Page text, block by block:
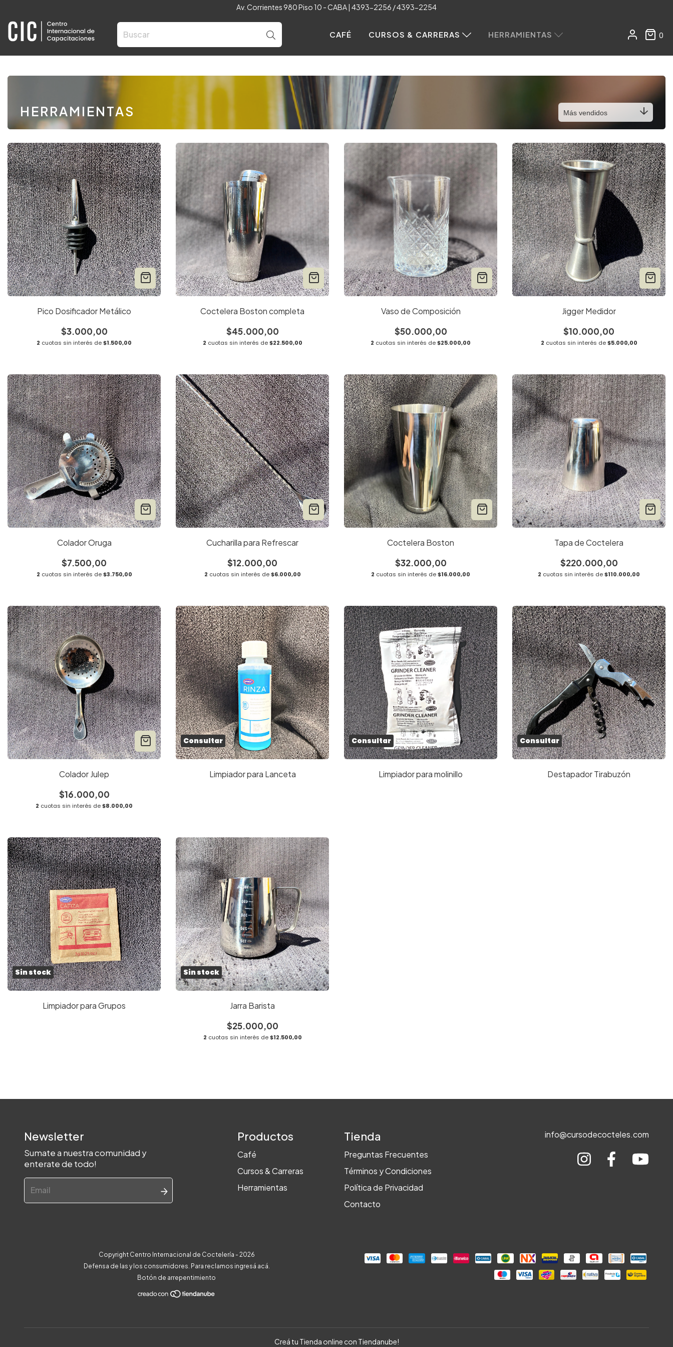
Av. Corrientes 980 Piso 10 - CABA | 4393-2256 / 4393-2254
CAFÉ CURSOS & CARRERAS HERRAMIENTAS 0
HERRAMIENTAS
Pico Dosificador Metálico
$3.000,00
2 cuotas sin interés de$1.500,00
Coctelera Boston completa
$45.000,00
2 cuotas sin interés de$22.500,00
Vaso de Composición
$50.000,00
2 cuotas sin interés de$25.000,00
Jigger Medidor
$10.000,00
2 cuotas sin interés de$5.000,00
Colador Oruga
$7.500,00
2 cuotas sin interés de$3.750,00
Cucharilla para Refrescar
$12.000,00
2 cuotas sin interés de$6.000,00
Coctelera Boston
$32.000,00
2 cuotas sin interés de$16.000,00
Tapa de Coctelera
$220.000,00
2 cuotas sin interés de$110.000,00
Colador Julep
$16.000,00
2 cuotas sin interés de$8.000,00
Consultar
Limpiador para Lanceta
Consultar
Limpiador para molinillo
Consultar
Destapador Tirabuzón
Sin stock
Limpiador para Grupos
Sin stock
Jarra Barista
$25.000,00
2 cuotas sin interés de$12.500,00
Newsletter
Sumate a nuestra comunidad y
enterate de todo!
Productos
Café
Cursos & Carreras
Herramientas
Tienda
Preguntas Frecuentes
Términos y Condiciones
Política de Privacidad
Contacto
info@cursodecocteles.com
Copyright Centro Internacional de Coctelería - 2026
Defensa de las y los consumidores. Para reclamos ingresá acá.
Botón de arrepentimiento
Creá tu Tienda online con Tiendanube!